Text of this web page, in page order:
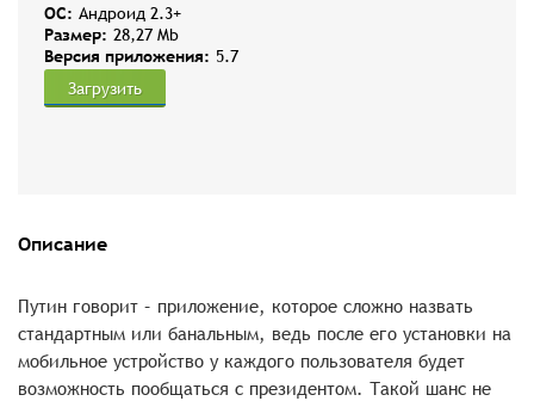
OC: Андроид 2.3+
Размер: 28,27 Mb
Версия приложения: 5.7
Загрузить
Описание
Путин говорит – приложение, которое сложно назвать
стандартным или банальным, ведь после его установки на
мобильное устройство у каждого пользователя будет
возможность пообщаться с президентом. Такой шанс не